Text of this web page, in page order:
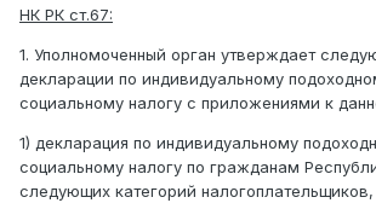
НК РК ст.67:
1. Уполномоченный орган утверждает
декларации по индивидуальному
социальному налогу с приложениями к
1) декларация по индивидуальному
социальному налогу по гражданам
следующих категорий